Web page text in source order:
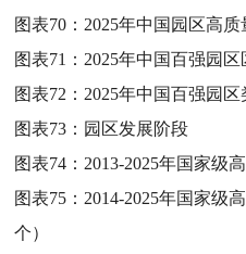
图表70： 2025年中国园区高
图表71： 2025年中国百强园区
图表72： 2025年中国百强园区
图表73： 园区发展阶段
图表74： 2013-2025年国家级
图表75： 2014-2025年国家级
个）